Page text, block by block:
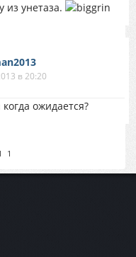
из унетаза.
в 20:20
ожидается?
1